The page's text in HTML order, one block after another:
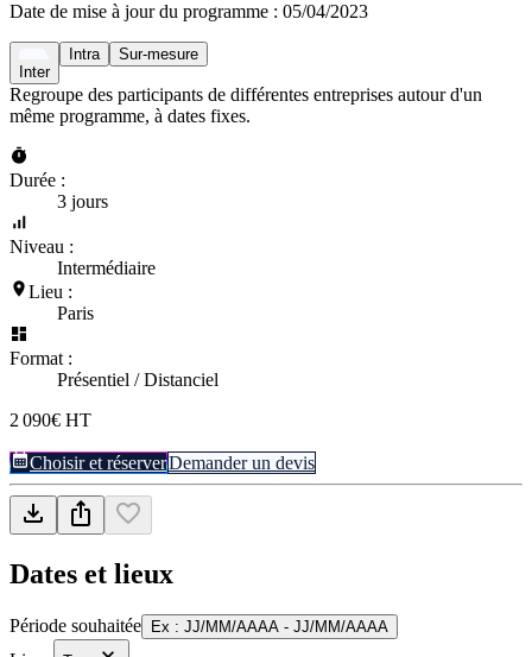
Date de mise à jour du programme : 05/04/2023
Inter
Intra Sur-mesure
Regroupe des participants de différentes entreprises autour d'un
même programme, à dates fixes.
Durée :
3 jours
Niveau :
Intermédiaire
Lieu :
Paris
Format :
Présentiel / Distanciel
2 090€ HT
Choisir et réserverDemander un devis
Dates et lieux
Période souhaitée Ex : JJ/MM/AAAA - JJ/MM/AAAA